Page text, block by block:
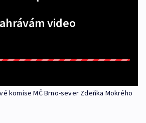
video
komise MČ Brno-sever Zdeňka Mokrého